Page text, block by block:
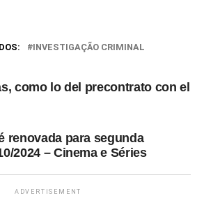
INVESTIGAÇÃO CRIMINAL
como lo del precontrato con el
renovada para segunda
2024 – Cinema e Séries
ADVERTISEMENT